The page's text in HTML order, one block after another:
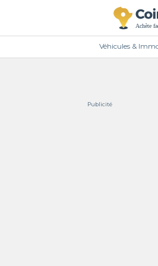
Véhicules &
Publicité